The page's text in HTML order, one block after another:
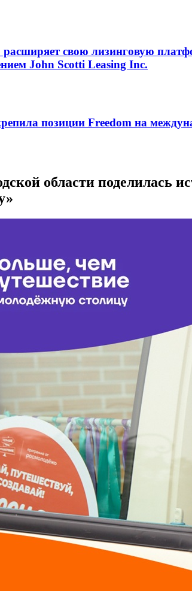
свою лизинговую
John Scotti Leasing Inc.
позиции Freedom на
области поделилась